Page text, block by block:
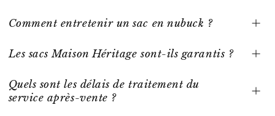
Comment entretenir un sac en nubuck ?
Les sacs Maison Héritage sont-ils garantis ?
Quels sont les délais de traitement du
service après-vente ?